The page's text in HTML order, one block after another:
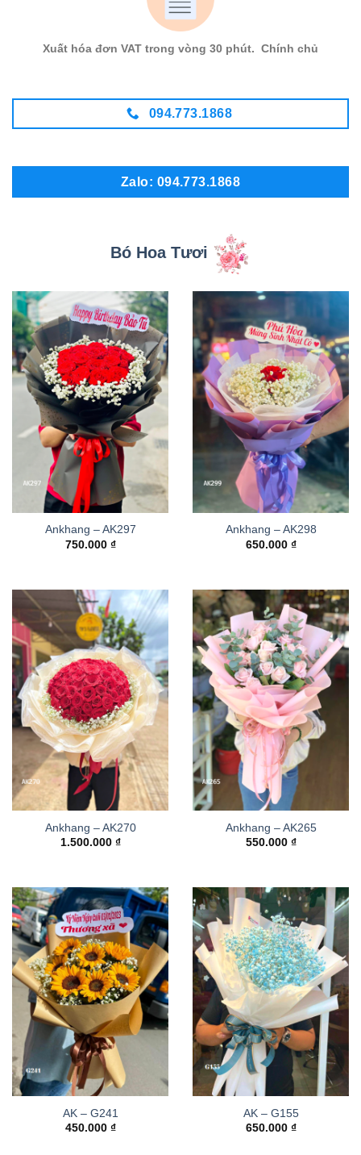
Xuất hóa đơn VAT trong vòng 30 phút. Chính chủ
094.773.1868
Zalo: 094.773.1868
Bó Hoa Tươi
Ankhang – AK297
750.000 ₫
Ankhang – AK298
650.000 ₫
Ankhang – AK270
1.500.000 ₫
Ankhang – AK265
550.000 ₫
AK – G241
450.000 ₫
AK – G155
650.000 ₫